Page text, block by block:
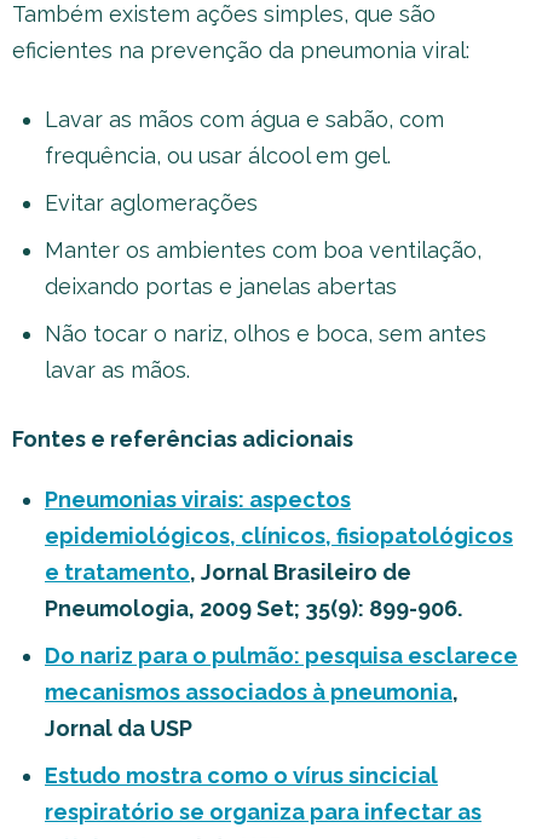
Também existem ações simples, que são
eficientes na prevenção da pneumonia viral:
Lavar as mãos com água e sabão, com
frequência, ou usar álcool em gel.
Evitar aglomerações
Manter os ambientes com boa ventilação,
deixando portas e janelas abertas
Não tocar o nariz, olhos e boca, sem antes
lavar as mãos.
Fontes e referências adicionais
Pneumonias virais: aspectos
epidemiológicos, clínicos, fisiopatológicos
e tratamento, Jornal Brasileiro de
Pneumologia, 2009 Set; 35(9): 899-906.
Do nariz para o pulmão: pesquisa esclarece
mecanismos associados à pneumonia,
Jornal da USP
Estudo mostra como o vírus sincicial
respiratório se organiza para infectar as